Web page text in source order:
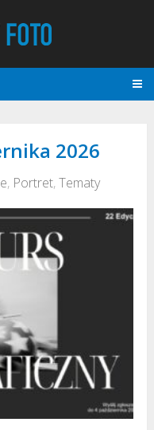
2026
, Portret,Tematy